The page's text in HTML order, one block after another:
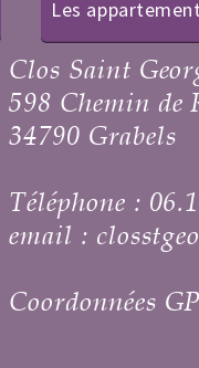
Les
Clos Saint
598 Chemin de
34790 Grabels
Téléphone :
email :
Coordonnées